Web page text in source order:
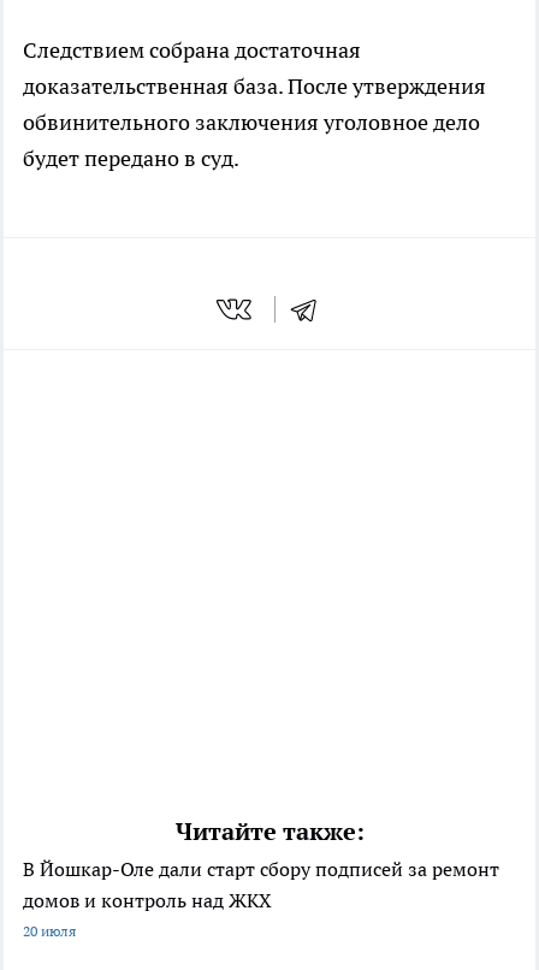
Следствием собрана достаточная
доказательственная база. После утверждения
обвинительного заключения уголовное дело
будет передано в суд.
Читайте также:
В Йошкар-Оле дали старт сбору подписей за ремонт
домов и контроль над ЖКХ
20 июля